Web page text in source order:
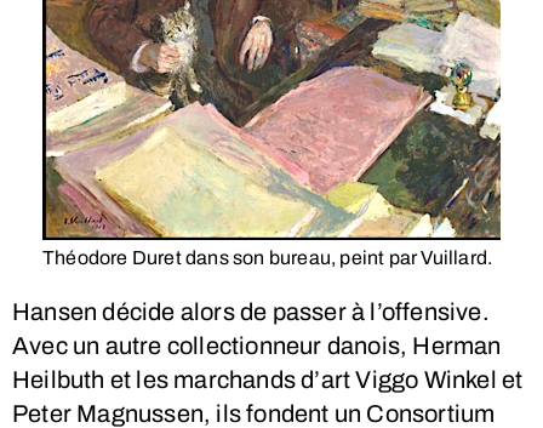
Théodore Duret dans son bureau, peint par Vuillard.
Hansen décide alors de passer à l’offensive.
Avec un autre collectionneur danois, Herman
Heilbuth et les marchands d’art Viggo Winkel et
Peter Magnussen, ils fondent un Consortium